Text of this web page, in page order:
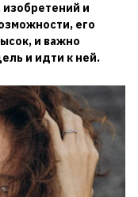
и
его
и важно
и идти к ней.